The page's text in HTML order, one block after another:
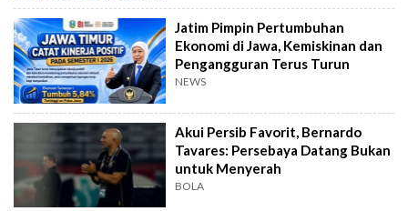
Jatim Pimpin Pertumbuhan
Ekonomi di Jawa, Kemiskinan dan
Pengangguran Terus Turun
NEWS
Akui Persib Favorit, Bernardo
Tavares: Persebaya Datang Bukan
untuk Menyerah
BOLA